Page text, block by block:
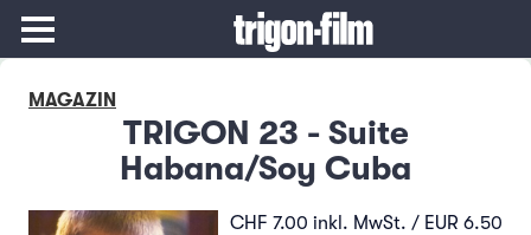
MAGAZIN
TRIGON 23 - Suite
Habana/Soy Cuba
CHF 7.00 inkl. MwSt. / EUR 6.50